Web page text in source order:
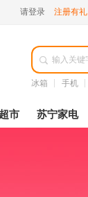
请登录 注册有礼

冰箱 手机
市 苏宁家电